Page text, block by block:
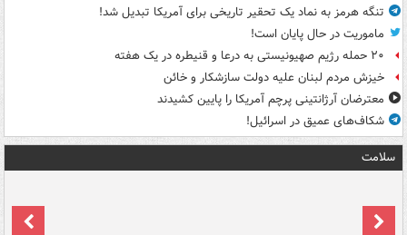
تنگه هرمز به نماد یک تحقیر تاریخی برای آمریکا تبدیل شد!
ماموریت در حال پایان است!
۲۰ حمله رژیم صهیونیستی به درعا و قنیطره در یک هفته
خیزش مردم لبنان علیه دولت سازشکار و خائن
معترضان آرژانتینی پرچم آمریکا را پایین کشیدند
شکاف‌های عمیق در اسرائیل!
سلامت